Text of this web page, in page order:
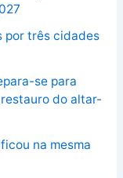
por três cidades
se para
do altar-
na mesma